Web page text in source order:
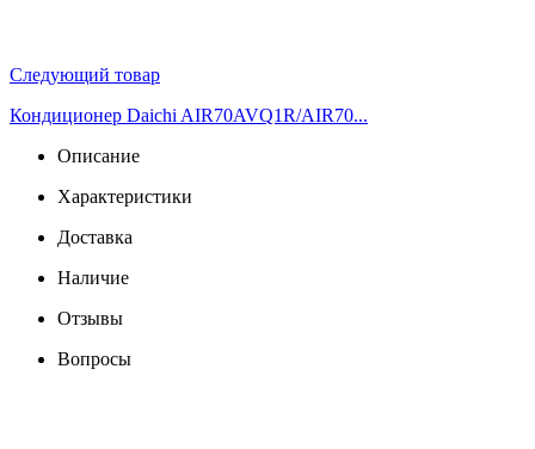
Следующий товар
Кондиционер Daichi AIR70AVQ1R/AIR70...
Описание
Характеристики
Доставка
Наличие
Отзывы
Вопросы